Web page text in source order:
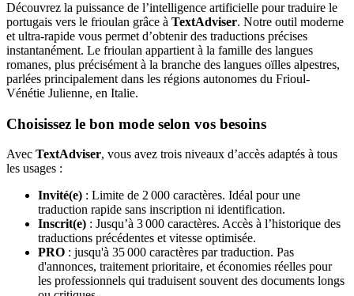
Découvrez la puissance de l’intelligence artificielle pour traduire le
portugais vers le frioulan grâce à TextAdviser. Notre outil moderne
et ultra-rapide vous permet d’obtenir des traductions précises
instantanément. Le frioulan appartient à la famille des langues
romanes, plus précisément à la branche des langues oïlles alpestres,
parlées principalement dans les régions autonomes du Frioul-
Vénétie Julienne, en Italie.
Choisissez le bon mode selon vos besoins
Avec TextAdviser, vous avez trois niveaux d’accès adaptés à tous
les usages :
Invité(e) : Limite de 2 000 caractères. Idéal pour une
traduction rapide sans inscription ni identification.
Inscrit(e) : Jusqu’à 3 000 caractères. Accès à l’historique des
traductions précédentes et vitesse optimisée.
PRO : jusqu'à 35 000 caractères par traduction. Pas
d'annonces, traitement prioritaire, et économies réelles pour
les professionnels qui traduisent souvent des documents longs